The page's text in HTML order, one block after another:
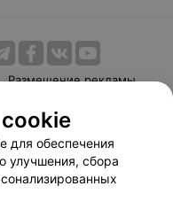
Размещение рекламы
Способы оплаты
103.by
для обеспечения
улучшения, сбора